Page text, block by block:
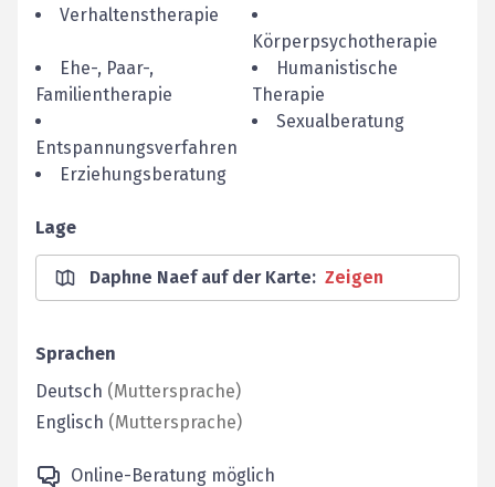
Verhaltenstherapie
Körperpsychotherapie
Ehe-, Paar-,
Familientherapie
Humanistische
Therapie
Entspannungsverfahren
Sexualberatung
Erziehungsberatung
Lage
Daphne Naef auf der Karte: Zeigen
Sprachen
Deutsch (Muttersprache)
Englisch (Muttersprache)
Online-Beratung möglich